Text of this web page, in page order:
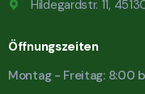
Hildegardstr. 11,
Öffnungszeiten
Montag - Freitag: 8:00